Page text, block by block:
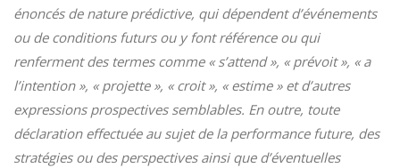
énoncés de nature prédictive, qui dépendent d’événements
ou de conditions futurs ou y font référence ou qui
renferment des termes comme « s’attend », « prévoit », « a
l’intention », « projette », « croit », « estime » et d’autres
expressions prospectives semblables. En outre, toute
déclaration effectuée au sujet de la performance future, des
stratégies ou des perspectives ainsi que d’éventuelles